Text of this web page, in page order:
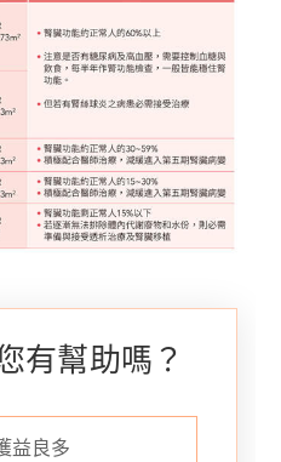
有幫助嗎？
益良多